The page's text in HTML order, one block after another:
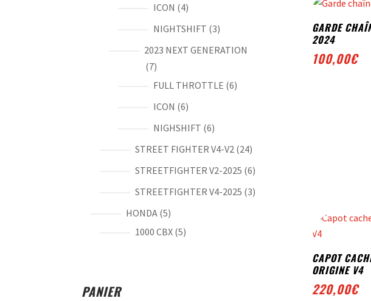
ICON 44
produits
NIGHTSHIFT 33
produits
2023 NEXT GENERATION
77
produits
FULL THROTTLE 66
ICON 66
produits
NIGHSHIFT 66
produits
STREET FIGHTER V4-V2 2424
produits
STREETFIGHTER V2-2025 66
produits
STREETFIGHTER V4-2025 33
HONDA 55
produits
1000 CBX 55
PANIER
GARDE
2024
100,00€
CAPOT
ORIGINE V4
220,00€